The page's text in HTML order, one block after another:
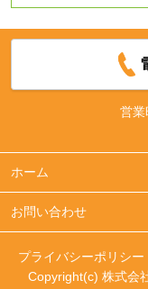
営業
ホーム
お問い合わせ
プライバシーポリシー
Copyright(c) 株式会